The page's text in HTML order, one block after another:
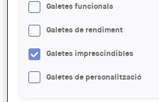
ENTITAT ORGANITZADORA:
ACCIONS
Galetes funcionals
Galetes de rendiment
Galetes imprescindibles
Galetes de personalització